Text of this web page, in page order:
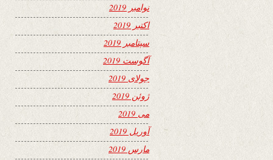
نوامبر 2019
اکتبر 2019
سپتامبر 2019
آگوست 2019
جولای 2019
ژوئن 2019
می 2019
آوریل 2019
مارس 2019